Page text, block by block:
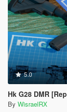
5.0
Hk G28 DMR
By WisraelRX